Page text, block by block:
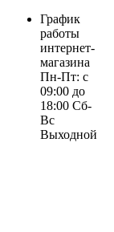
График
работы
интернет-
магазина
Пн-Пт: с
09:00 до
18:00 Сб-
Вс
Выходной